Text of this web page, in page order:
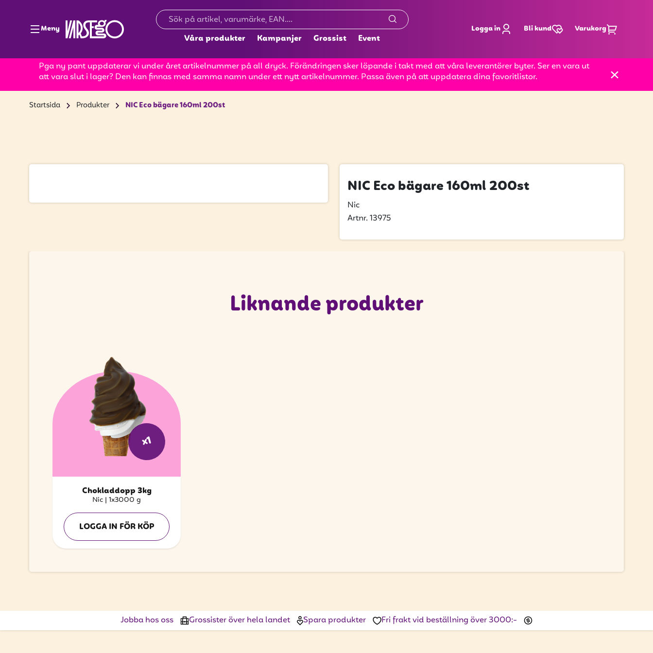
Meny
Våra produkter Kampanjer Grossist Event
Logga in Bli kund Varukorg
Pga ny pant uppdaterar vi under året artikelnummer på all dryck. Förändringen sker löpande i takt med att våra leverantörer byter. Ser en vara ut
att vara slut i lager? Den kan finnas med samma namn under ett nytt artikelnummer. Passa även på att uppdatera dina favoritlistor.
Startsida Produkter NIC Eco bägare 160ml 200st
NIC Eco bägare 160ml 200st
Nic
Artnr. 13975
Liknande produkter
x1
Chokladdopp 3kg
Nic | 1x3000 g
LOGGA IN FÖR KÖP
Jobba hos oss Grossister över hela landet Spara produkter Fri frakt vid beställning över 3000:-